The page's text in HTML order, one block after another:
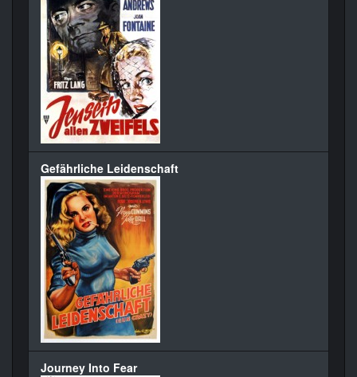
Gefährliche Leidenschaft
Journey Into Fear